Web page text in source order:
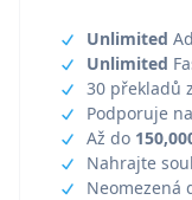
Unlimited
Unlimited
30 překladů
Podporuje
Až do
Nahrajte
Neomezená